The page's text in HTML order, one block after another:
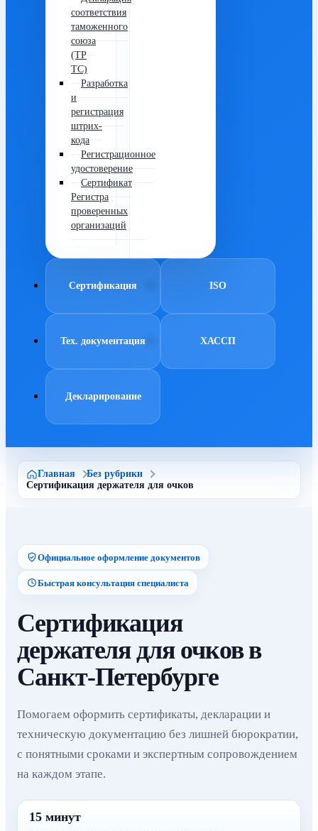
соответствия
таможенного
союза
(ТР
ТС)
Разработка
и
регистрация
штрих-
кода
Регистрационное
удостоверение
Сертификат
Регистра
проверенных
организаций
Сертификация ISO
Тех. документация ХАССП
Декларирование
Главная
Без рубрики
Сертификация держателя для очков
Официальное оформление документов
Быстрая консультация специалиста
Сертификация
держателя для очков в
Санкт-Петербурге
Помогаем оформить сертификаты, декларации и
техническую документацию без лишней бюрократии,
с понятными сроками и экспертным сопровождением
на каждом этапе.
15 минут